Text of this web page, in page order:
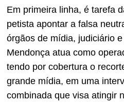
Em primeira linha, é tarefa
petista apontar a falsa
órgãos de mídia, judiciário
Mendonça atua como
tendo por cobertura o
grande mídia, em uma
combinada que visa atingir